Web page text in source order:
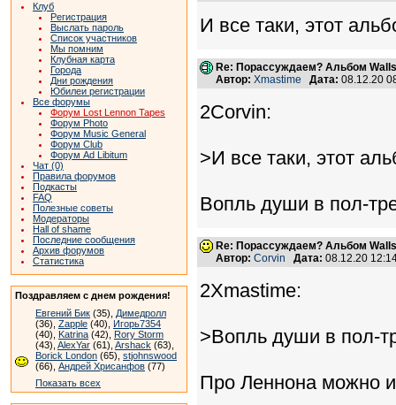
Клуб
Регистрация
Выслать пароль
Список участников
Мы помним
Клубная карта
Города
Дни рождения
Юбилеи регистрации
Все форумы
Форум Lost Lennon Tapes
Форум Photo
Форум Music General
Форум Club
Форум Ad Libitum
Чат (0)
Правила форумов
Подкасты
FAQ
Полезные советы
Модераторы
Hall of shame
Последние сообщения
Архив форумов
Статистика
Поздравляем с днем рождения!
Евгений Бик (35), Димедролл
(36), Zapple (40), Игорь7354
(40), Katrina (42), Rory Storm
(43), AlexYar (61), Arshack (63),
Borick London (65), stjohnswood
(66), Андрей Хрисанфов (77)
Показать всех
И все таки, этот
Re: Порассуждаем? Альбом
Автор: Xmastime Дата: 08.12.20
2Corvin:
>И все таки, этот
Вопль души в пол-
Re: Порассуждаем? Альбом
Автор: Corvin Дата: 08.12.20
2Xmastime:
>Вопль души в пол-
Про Леннона можно и